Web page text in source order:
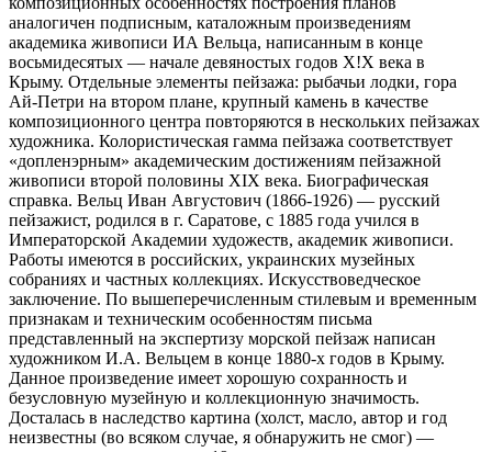
аналогичен подписным, каталожным произведениям
академика живописи ИА Вельца, написанным в конце
восьмидесятых — начале девяностых годов Х!Х века в
Крыму. Отдельные элементы пейзажа: рыбачьи лодки, гора
Ай-Петри на втором плане, крупный камень в качестве
композиционного центра повторяются в нескольких пейзажах
художника. Колористическая гамма пейзажа соответствует
«допленэрным» академическим достижениям пейзажной
живописи второй половины XIX века. Биографическая
справка. Вельц Иван Августович (1866-1926) — русский
пейзажист, родился в г. Саратове, с 1885 года учился в
Императорской Академии художеств, академик живописи.
Работы имеются в российских, украинских музейных
собраниях и частных коллекциях. Искусствоведческое
заключение. По вышеперечисленным стилевым и временным
признакам и техническим особенностям письма
представленный на экспертизу морской пейзаж написан
художником И.А. Вельцем в конце 1880-х годов в Крыму.
Данное произведение имеет хорошую сохранность и
безусловную музейную и коллекционную значимость.
Досталась в наследство картина (холст, масло, автор и год
неизвестны (во всяком случае, я обнаружить не смог) —